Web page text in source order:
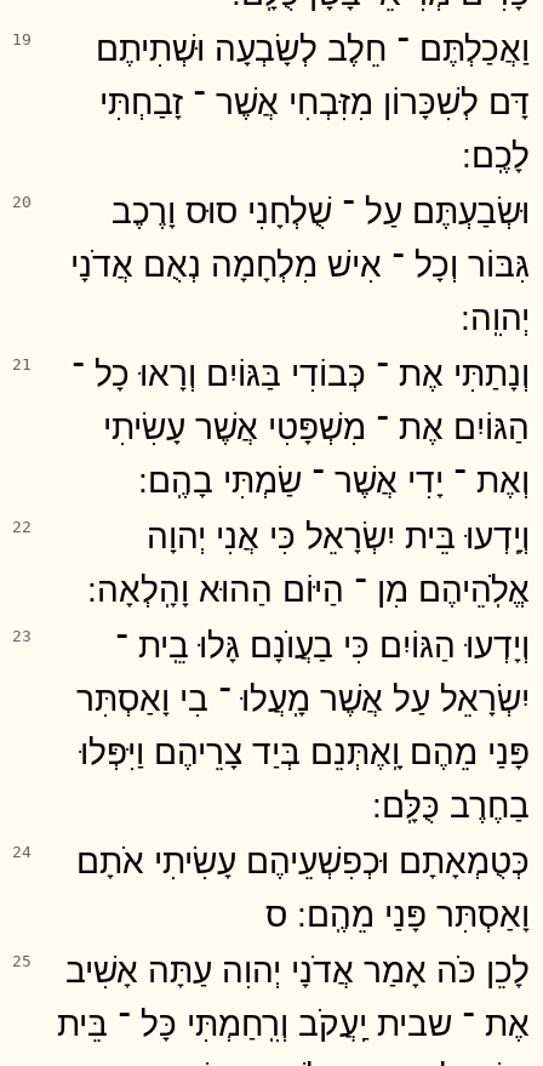
19
וַאֲכַלְתֶּם ־ חֵלֶב לְשָׂבְעָה וּשְׁתִיתֶם
דָּם לְשִׁכָּרוֹן מִזִּבְחִי אֲשֶׁר ־ זָבַחְתִּי
לָכֶֽם ׃
20
וּשְׂבַעְתֶּם עַל ־ שֻׁלְחָנִי סוּס וָרֶכֶב
גִּבּוֹר וְכָל ־ אִישׁ מִלְחָמָה נְאֻם אֲדֹנָי
יְהוִֽה ׃
21
וְנָתַתִּי אֶת ־ כְּבוֹדִי בַּגּוֹיִם וְרָאוּ כָל ־
הַגּוֹיִם אֶת ־ מִשְׁפָּטִי אֲשֶׁר עָשִׂיתִי
וְאֶת ־ יָדִי אֲשֶׁר ־ שַׂמְתִּי בָהֶֽם ׃
22
וְיָֽדְעוּ בֵּית יִשְׂרָאֵל כִּי אֲנִי יְהוָה
אֱלֹֽהֵיהֶם מִן ־ הַיּוֹם הַהוּא וָהָֽלְאָה ׃
23
וְיָדְעוּ הַגּוֹיִם כִּי בַעֲוֺנָם גָּלוּ בֵֽית ־
יִשְׂרָאֵל עַל אֲשֶׁר מָֽעֲלוּ ־ בִי וָאַסְתִּר
פָּנַי מֵהֶם וָֽאֶתְּנֵם בְּיַד צָרֵיהֶם וַיִּפְּלוּ
בַחֶרֶב כֻּלָּֽם ׃
24
כְּטֻמְאָתָם וּכְפִשְׁעֵיהֶם עָשִׂיתִי אֹתָם
וָאַסְתִּר פָּנַי מֵהֶֽם ׃ ס
25
לָכֵן כֹּה אָמַר אֲדֹנָי יְהוִה עַתָּה אָשִׁיב
אֶת ־ שבית יַֽעֲקֹב וְרִֽחַמְתִּי כָּל ־ בֵּית